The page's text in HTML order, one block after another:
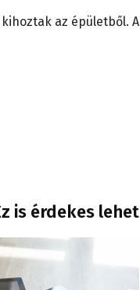
az épületből. A
is érdekes lehet